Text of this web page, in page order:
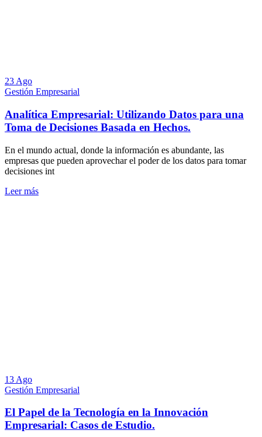
23 Ago
Gestión Empresarial
Analítica Empresarial: Utilizando Datos para una
Toma de Decisiones Basada en Hechos.
En el mundo actual, donde la información es abundante, las
empresas que pueden aprovechar el poder de los datos para tomar
decisiones int
Leer más
13 Ago
Gestión Empresarial
El Papel de la Tecnología en la Innovación
Empresarial: Casos de Estudio.